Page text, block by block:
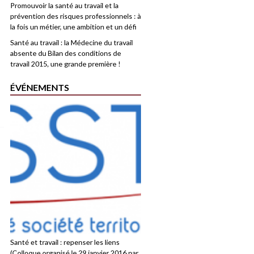
Promouvoir la santé au travail et la
prévention des risques professionnels : à
la fois un métier, une ambition et un défi
Santé au travail : la Médecine du travail
absente du Bilan des conditions de
travail 2015, une grande première !
ÉVÉNEMENTS
Santé et travail : repenser les liens